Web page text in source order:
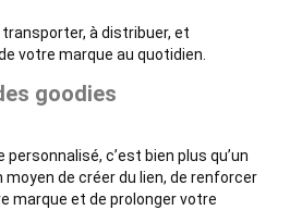
à distribuer, et
votre marque au quotidien.
goodies
c’est bien plus qu’un
moyen de créer du lien, de renforcer
marque et de prolonger votre